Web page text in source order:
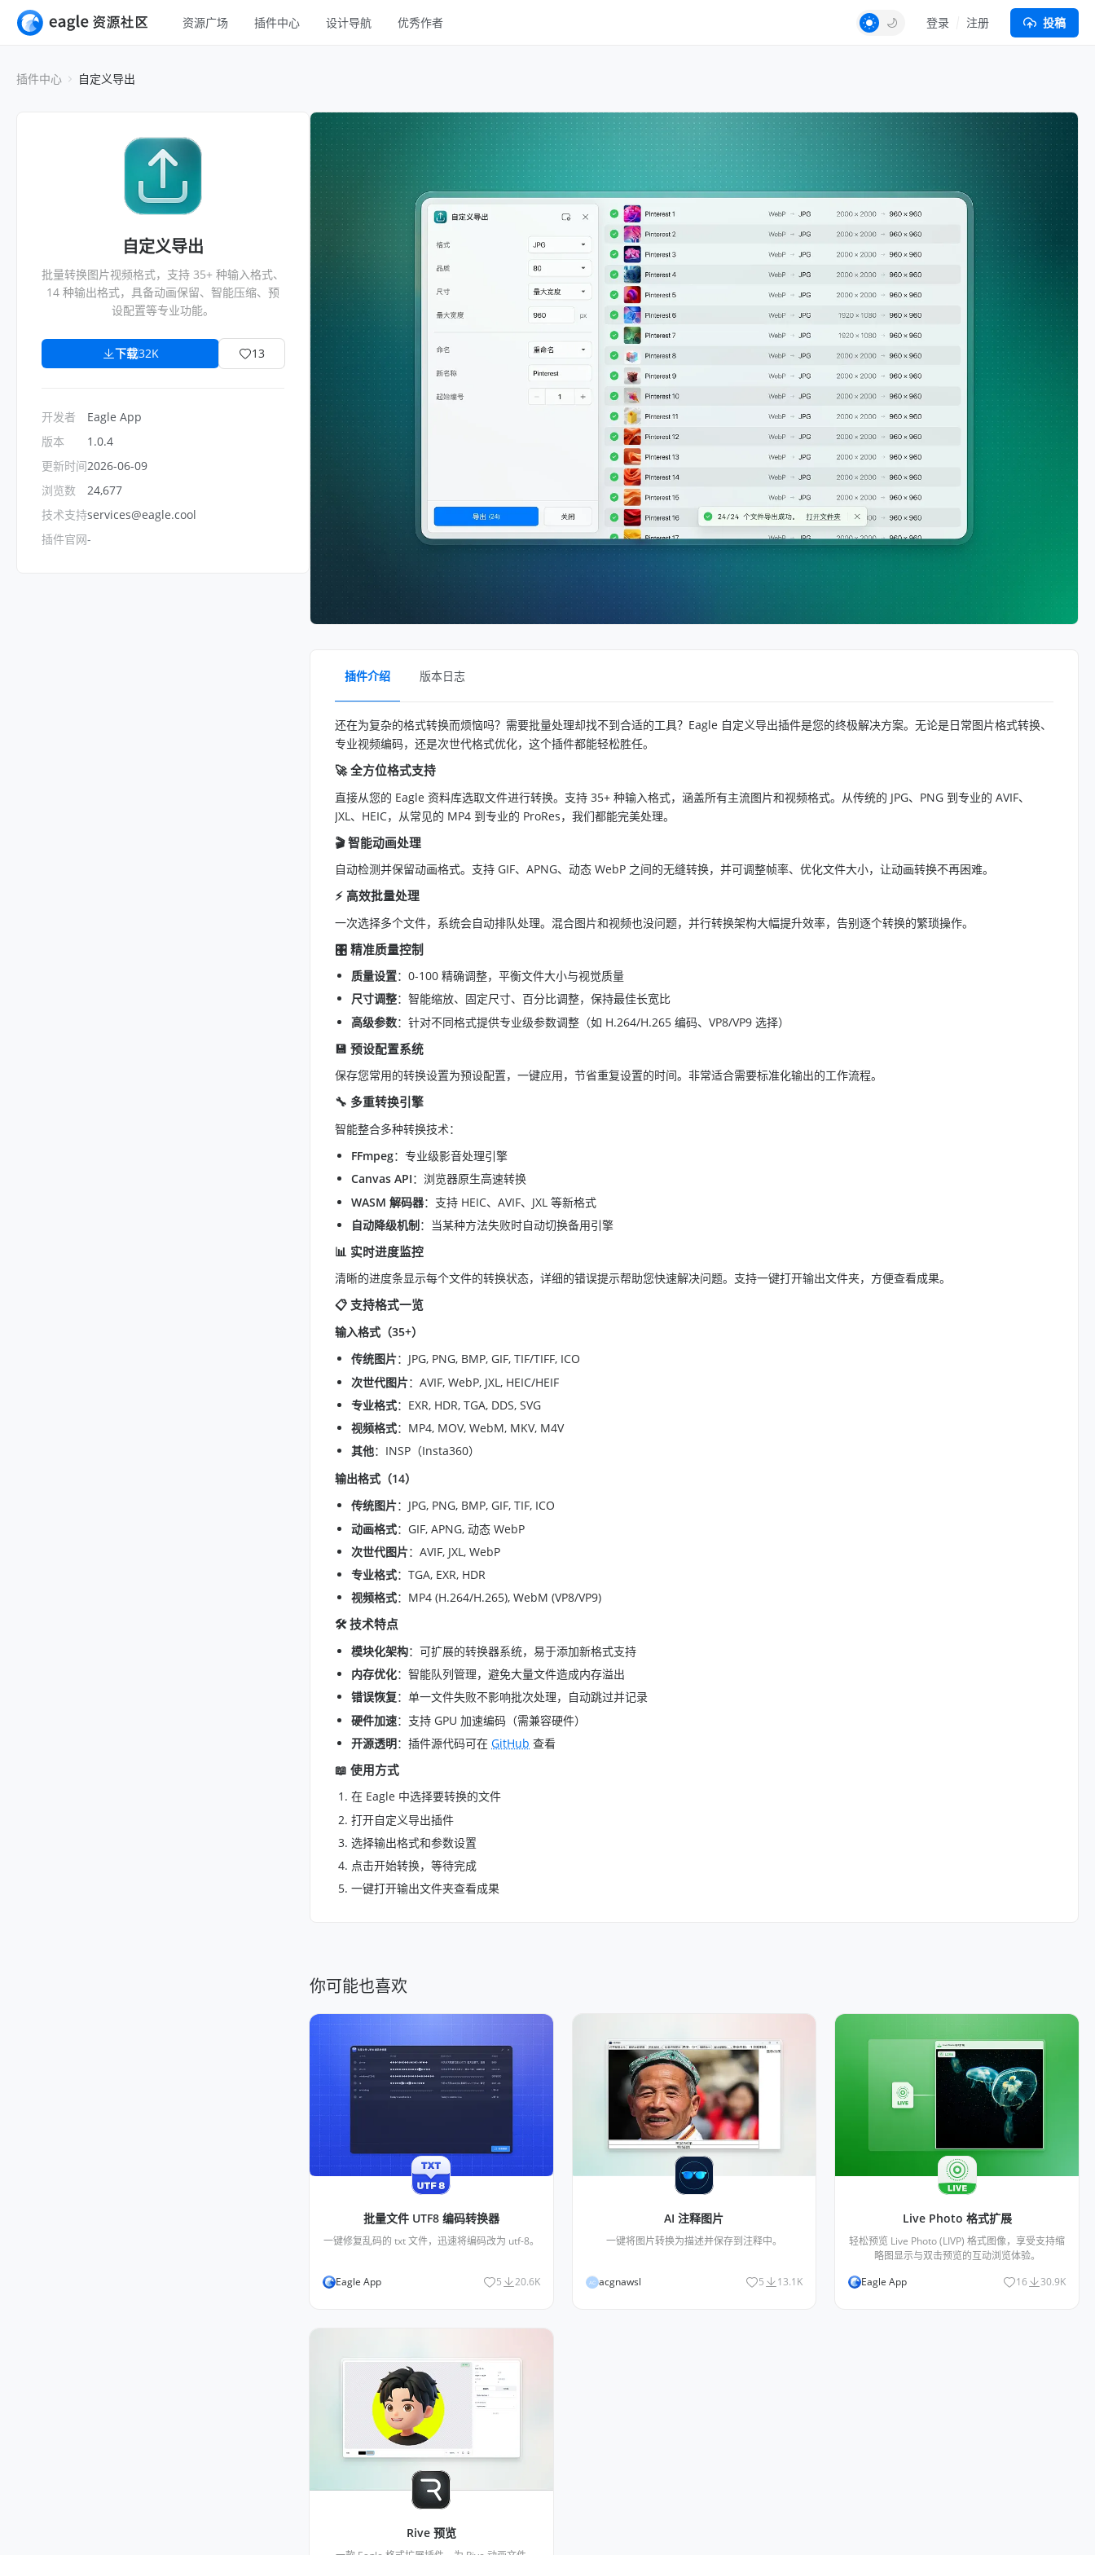
资源广场
网页 UI
交互动效
H5
网页插画
横幅
样机
图库
字体
其他
插件中心 设计导航 优秀作者 登录 注册 投稿
插件中心 自定义导出
自定义导出
批量转换图片视频格式，支持 35+ 种输入格式、
14 种输出格式，具备动画保留、智能压缩、预
设配置等专业功能。
下载32K 13
开发者
版本
更新时间
浏览数
技术支持
插件官网
Eagle App
1.0.4
2026-06-09
24,677
services@eagle.cool
-
插件介绍 版本日志
还在为复杂的格式转换而烦恼吗？需要批量处理却找不到合适的工具？Eagle 自定义导出插件是您的终极解决方案。无论是日常图片格式转换、
专业视频编码，还是次世代格式优化，这个插件都能轻松胜任。
🚀全方位格式支持
直接从您的 Eagle 资料库选取文件进行转换。支持 35+ 种输入格式，涵盖所有主流图片和视频格式。从传统的 JPG、PNG 到专业的 AVIF、
JXL、HEIC，从常见的 MP4 到专业的 ProRes，我们都能完美处理。
🎬智能动画处理
自动检测并保留动画格式。支持 GIF、APNG、动态 WebP 之间的无缝转换，并可调整帧率、优化文件大小，让动画转换不再困难。
⚡ 高效批量处理
一次选择多个文件，系统会自动排队处理。混合图片和视频也没问题，并行转换架构大幅提升效率，告别逐个转换的繁琐操作。
🎛️ 精准质量控制
质量设置：0-100 精确调整，平衡文件大小与视觉质量
尺寸调整：智能缩放、固定尺寸、百分比调整，保持最佳长宽比
高级参数：针对不同格式提供专业级参数调整（如 H.264/H.265 编码、VP8/VP9 选择）
💾 预设配置系统
保存您常用的转换设置为预设配置，一键应用，节省重复设置的时间。非常适合需要标准化输出的工作流程。
🔧 多重转换引擎
智能整合多种转换技术：
FFmpeg：专业级影音处理引擎
Canvas API：浏览器原生高速转换
WASM 解码器：支持 HEIC、AVIF、JXL 等新格式
自动降级机制：当某种方法失败时自动切换备用引擎
📊 实时进度监控
清晰的进度条显示每个文件的转换状态，详细的错误提示帮助您快速解决问题。支持一键打开输出文件夹，方便查看成果。
📋 支持格式一览
输入格式（35+）
传统图片：JPG, PNG, BMP, GIF, TIF/TIFF, ICO
次世代图片：AVIF, WebP, JXL, HEIC/HEIF
专业格式：EXR, HDR, TGA, DDS, SVG
视频格式：MP4, MOV, WebM, MKV, M4V
其他：INSP（Insta360）
输出格式（14）
传统图片：JPG, PNG, BMP, GIF, TIF, ICO
动画格式：GIF, APNG, 动态 WebP
次世代图片：AVIF, JXL, WebP
专业格式：TGA, EXR, HDR
视频格式：MP4 (H.264/H.265), WebM (VP8/VP9)
🛠️ 技术特点
模块化架构：可扩展的转换器系统，易于添加新格式支持
内存优化：智能队列管理，避免大量文件造成内存溢出
错误恢复：单一文件失败不影响批次处理，自动跳过并记录
硬件加速：支持 GPU 加速编码（需兼容硬件）
开源透明：插件源代码可在 GitHub 查看
📖 使用方式
在 Eagle 中选择要转换的文件
打开自定义导出插件
选择输出格式和参数设置
点击开始转换，等待完成
一键打开输出文件夹查看成果
你可能也喜欢
批量文件 UTF8 编码转换器
一键修复乱码的 txt 文件，迅速将编码改为 utf-8。
Eagle App 5 20.6K
AI 注释图片
一键将图片转换为描述并保存到注释中。
AC acgnawsl 5 13.1K
Live Photo 格式扩展
轻松预览 Live Photo (LIVP) 格式图像，享受支持缩
略图显示与双击预览的互动浏览体验。
Eagle App
16 30.9K
Rive 预览